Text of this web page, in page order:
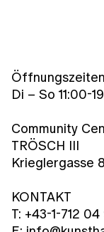
Di – So 11:00-
Community
TRÖSCH III
Krieglergasse
KONTAKT
T: +43-1-712 04